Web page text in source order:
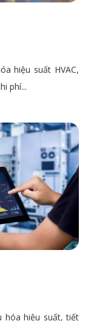
hiệu suất HVAC,
phí...
hóa hiệu suất, tiết